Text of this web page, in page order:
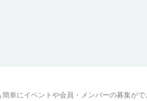
単にイベントや会員・メンバーの募集がで